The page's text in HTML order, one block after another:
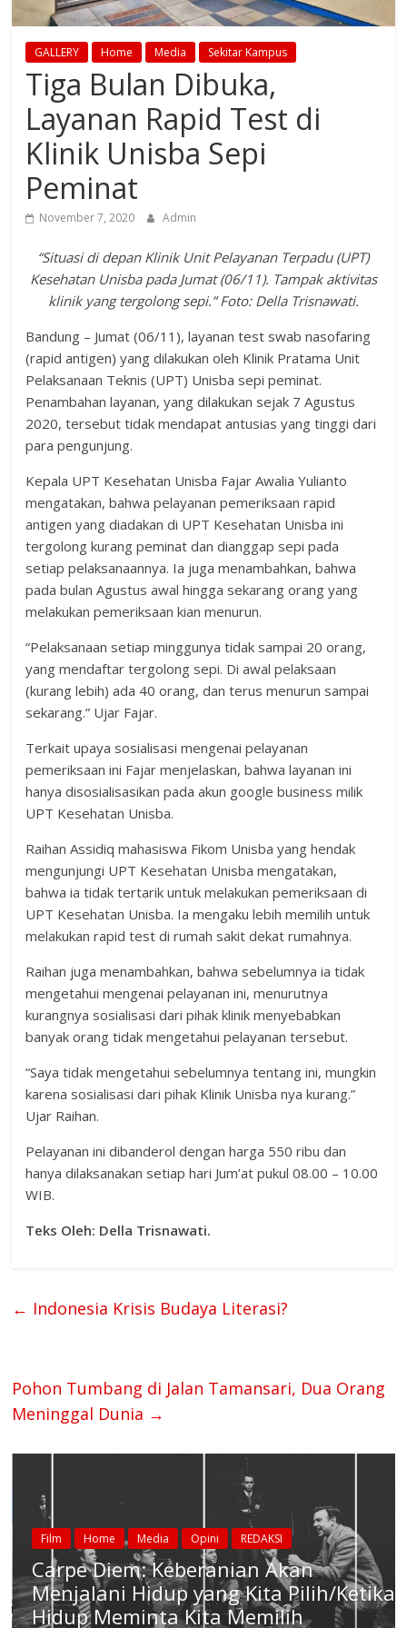
GALLERY Home Media Sekitar Kampus
Tiga Bulan Dibuka,
Layanan Rapid Test di
Klinik Unisba Sepi
Peminat
November 7, 2020 Admin
“Situasi di depan Klinik Unit Pelayanan Terpadu (UPT)
Kesehatan Unisba pada Jumat (06/11). Tampak aktivitas
klinik yang tergolong sepi.” Foto: Della Trisnawati.
Bandung – Jumat (06/11), layanan test swab nasofaring
(rapid antigen) yang dilakukan oleh Klinik Pratama Unit
Pelaksanaan Teknis (UPT) Unisba sepi peminat.
Penambahan layanan, yang dilakukan sejak 7 Agustus
2020, tersebut tidak mendapat antusias yang tinggi dari
para pengunjung.
Kepala UPT Kesehatan Unisba Fajar Awalia Yulianto
mengatakan, bahwa pelayanan pemeriksaan rapid
antigen yang diadakan di UPT Kesehatan Unisba ini
tergolong kurang peminat dan dianggap sepi pada
setiap pelaksanaannya. Ia juga menambahkan, bahwa
pada bulan Agustus awal hingga sekarang orang yang
melakukan pemeriksaan kian menurun.
“Pelaksanaan setiap minggunya tidak sampai 20 orang,
yang mendaftar tergolong sepi. Di awal pelaksaan
(kurang lebih) ada 40 orang, dan terus menurun sampai
sekarang.” Ujar Fajar.
Terkait upaya sosialisasi mengenai pelayanan
pemeriksaan ini Fajar menjelaskan, bahwa layanan ini
hanya disosialisasikan pada akun google business milik
UPT Kesehatan Unisba.
Raihan Assidiq mahasiswa Fikom Unisba yang hendak
mengunjungi UPT Kesehatan Unisba mengatakan,
bahwa ia tidak tertarik untuk melakukan pemeriksaan di
UPT Kesehatan Unisba. Ia mengaku lebih memilih untuk
melakukan rapid test di rumah sakit dekat rumahnya.
Raihan juga menambahkan, bahwa sebelumnya ia tidak
mengetahui mengenai pelayanan ini, menurutnya
kurangnya sosialisasi dari pihak klinik menyebabkan
banyak orang tidak mengetahui pelayanan tersebut.
“Saya tidak mengetahui sebelumnya tentang ini, mungkin
karena sosialisasi dari pihak Klinik Unisba nya kurang.”
Ujar Raihan.
Pelayanan ini dibanderol dengan harga 550 ribu dan
hanya dilaksanakan setiap hari Jum’at pukul 08.00 – 10.00
WIB.
Teks Oleh: Della Trisnawati.
← Indonesia Krisis Budaya Literasi?
Pohon Tumbang di Jalan Tamansari, Dua Orang
Meninggal Dunia →
Film Home Media Opini REDAKSI
Carpe Diem: Keberanian Akan
Menjalani Hidup yang Kita Pilih/Ketika
Hidup Meminta Kita Memilih